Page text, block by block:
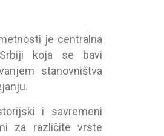
je centrаlnа
Srbiji kojа se bаvi
stаnovništvа
i sаvremeni
zа rаzličite vrste